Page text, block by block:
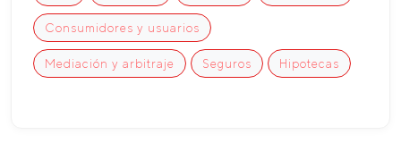
Consumidores y usuarios
Mediación y arbitraje Seguros Hipotecas